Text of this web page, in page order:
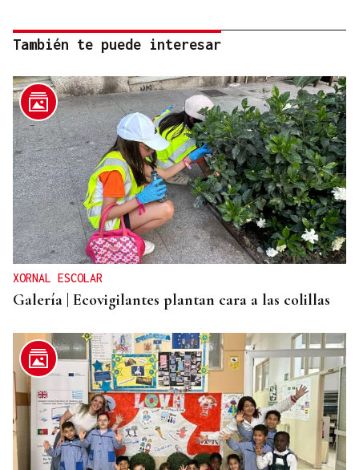
También te puede interesar
XORNAL ESCOLAR
Galería | Ecovigilantes plantan cara a las colillas